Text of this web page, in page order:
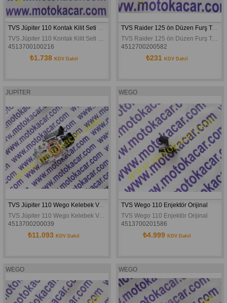
TVS Jüpiter 110 Kontak Kilit Seti Orijinal
TVS Jüpiter 110 Kontak Kilit Seti Orijinal
4513700100216
₺1.738 KDV Dahil
TVS Raider 125 ön Düzen Furş Takımı Alt Yatak Üst Çanak Orijinal
TVS Raider 125 ön Düzen Furş Takımı Alt Yatak Üst Çanak Orijinal
4512700200582
₺231 KDV Dahil
JUPİTER
TVS Jüpiter 110 Wego Kelebek Valf Gövdesi Orjinal
TVS Jüpiter 110 Wego Kelebek Valf Gövdesi Orjinal
4513700200039
₺11.093KDV Dahil
WEGO
TVS Wego 110 Enjektör Orijinal
TVS Wego 110 Enjektör Orijinal
4513700201586
₺4.999 KDV Dahil
WEGO WEGO